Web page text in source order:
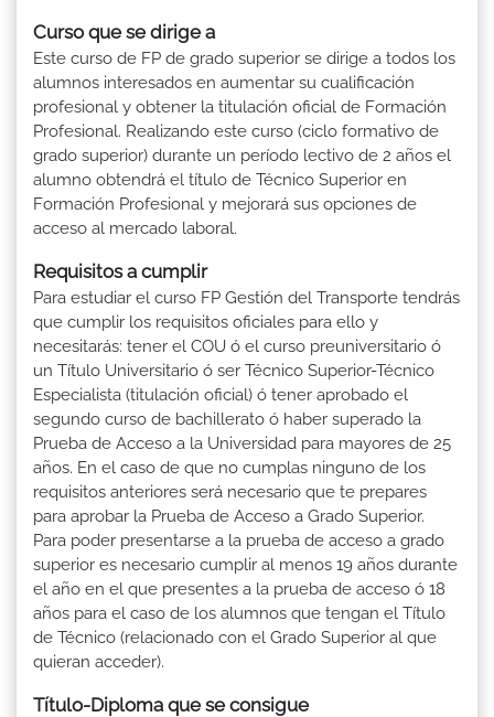
Curso que se dirige a
Este curso de FP de grado superior se dirige a todos los
alumnos interesados en aumentar su cualificación
profesional y obtener la titulación oficial de Formación
Profesional. Realizando este curso (ciclo formativo de
grado superior) durante un período lectivo de 2 años el
alumno obtendrá el título de Técnico Superior en
Formación Profesional y mejorará sus opciones de
acceso al mercado laboral.
Requisitos a cumplir
Para estudiar el curso FP Gestión del Transporte tendrás
que cumplir los requisitos oficiales para ello y
necesitarás: tener el COU ó el curso preuniversitario ó
un Título Universitario ó ser Técnico Superior-Técnico
Especialista (titulación oficial) ó tener aprobado el
segundo curso de bachillerato ó haber superado la
Prueba de Acceso a la Universidad para mayores de 25
años. En el caso de que no cumplas ninguno de los
requisitos anteriores será necesario que te prepares
para aprobar la Prueba de Acceso a Grado Superior.
Para poder presentarse a la prueba de acceso a grado
superior es necesario cumplir al menos 19 años durante
el año en el que presentes a la prueba de acceso ó 18
años para el caso de los alumnos que tengan el Título
de Técnico (relacionado con el Grado Superior al que
quieran acceder).
Título-Diploma que se consigue